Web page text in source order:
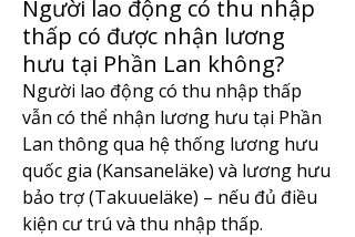
Người lao động có thu nhập
thấp có được nhận lương
hưu tại Phần Lan không?
Người lao động có thu nhập thấp
vẫn có thể nhận lương hưu tại Phần
Lan thông qua hệ thống lương hưu
quốc gia (Kansaneläke) và lương hưu
bảo trợ (Takuueläke) – nếu đủ điều
kiện cư trú và thu nhập thấp.